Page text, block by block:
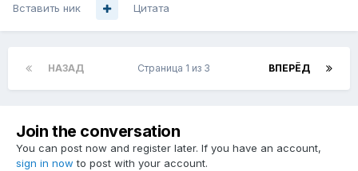
Вставить ник Цитата
НАЗАД ВПЕРЁД
Страница 1 из 3
Join the conversation
You can post now and register later. If you have an account,
sign in now to post with your account.